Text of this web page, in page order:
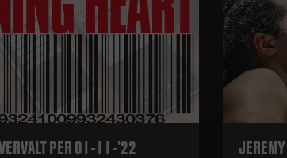
PER 01-11-’22